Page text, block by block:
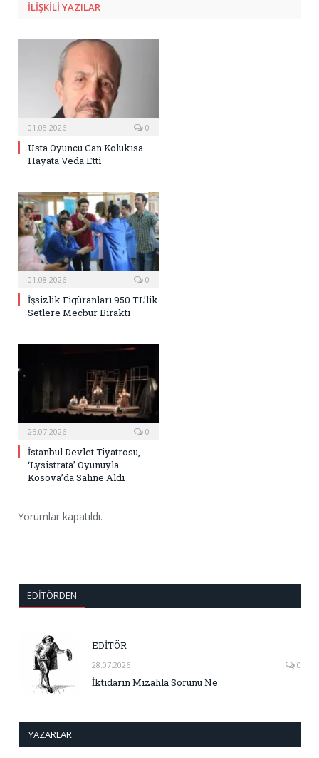
ILIŞKILI YAZILAR
01.08.2026 0
Usta Oyuncu Can Kolukısa
Hayata Veda Etti
01.08.2026 0
İşsizlik Figüranları 950 TL’lik
Setlere Mecbur Bıraktı
25.07.2026 0
İstanbul Devlet Tiyatrosu,
‘Lysistrata’ Oyunuyla
Kosova’da Sahne Aldı
Yorumlar kapatıldı.
EDITÖRDEN
EDİTÖR
28.07.2026 0
İktidarın Mizahla Sorunu Ne
YAZARLAR